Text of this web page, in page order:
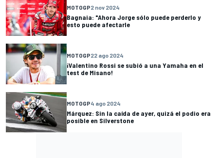
MOTOGP2 nov 2024
Bagnaia: "Ahora Jorge sólo puede perderlo y
esto puede afectarle
MOTOGP22 ago 2024
¡Valentino Rossi se subió a una Yamaha en el
test de Misano!
MOTOGP4 ago 2024
Márquez: Sin la caída de ayer, quizá el podio era
posible en Silverstone